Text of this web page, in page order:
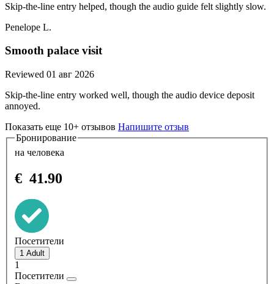
Skip-the-line entry helped, though the audio guide felt slightly slow.
Penelope L.
Smooth palace visit
Reviewed 01 авг 2026
Skip-the-line entry worked well, though the audio device deposit
annoyed.
Показать еще 10+ отзывов Напишите отзыв
Бронирование
на человека
€ 41.90
Посетители
1
Посетители